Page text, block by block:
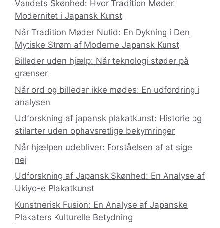
Vandets Skønhed: Hvor Tradition Møder
Modernitet i Japansk Kunst
Når Tradition Møder Nutid: En Dykning i Den
Mytiske Strøm af Moderne Japansk Kunst
Billeder uden hjælp: Når teknologi støder på
grænser
Når ord og billeder ikke mødes: En udfordring i
analysen
Udforskning af japansk plakatkunst: Historie og
stilarter uden ophavsretlige bekymringer
Når hjælpen udebliver: Forståelsen af at sige
nej
Udforskning af Japansk Skønhed: En Analyse af
Ukiyo-e Plakatkunst
Kunstnerisk Fusion: En Analyse af Japanske
Plakaters Kulturelle Betydning